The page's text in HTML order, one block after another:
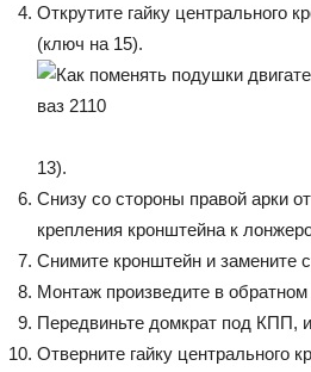
Открутите гайку центрального
(ключ на 15).
13).
Снизу со стороны правой арки
крепления кронштейна к
Снимите кронштейн и замените
Монтаж произведите в обратном
Передвиньте домкрат под КПП,
Отверните гайку центрального